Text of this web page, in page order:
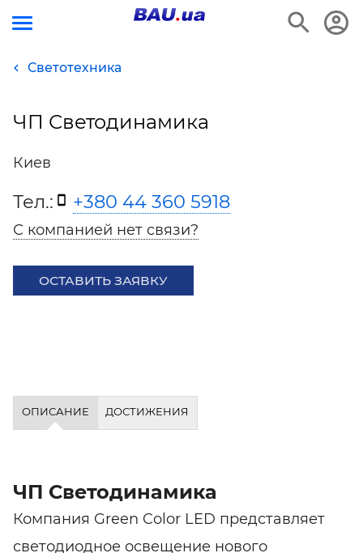
Светотехника
ЧП Светодинамика
Киев
Тел.: +380 44 360 5918
С компанией нет связи?
ОСТАВИТЬ ЗАЯВКУ
ОПИСАНИЕ ДОСТИЖЕНИЯ
ЧП Светодинамика
Компания Green Color LED представляет
светодиодное освещение нового